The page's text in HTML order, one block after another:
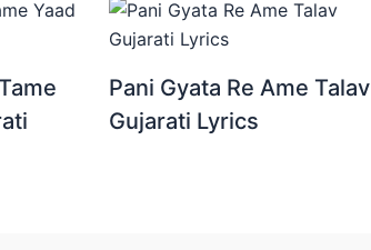
Pani Gyata Re Ame Talav
Gujarati Lyrics